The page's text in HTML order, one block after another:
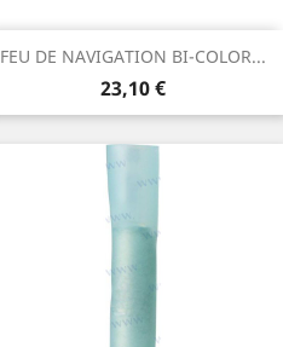
FEU DE NAVIGATION BI-COLOR...
Prix
23,10 €
Aperçu rapide